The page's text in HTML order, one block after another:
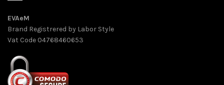
EVAeM
Brand Registrered by Labor Style
Vat Code 04768460653